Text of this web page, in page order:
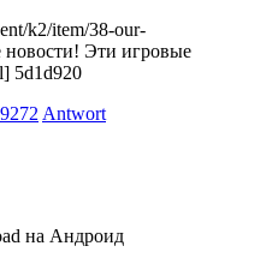
k2/item/38-our-
Эти игровые
5d1d920
Antwort
на Андроид